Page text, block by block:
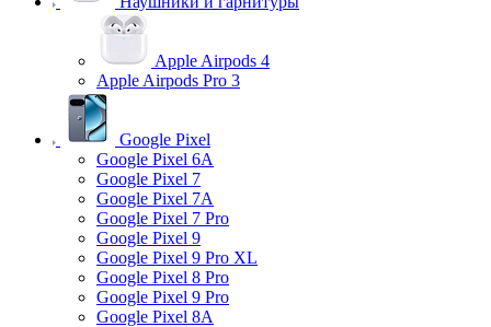
Apple Airpods 4
Apple Airpods Pro 3
Google Pixel
Google Pixel 6A
Google Pixel 7
Google Pixel 7А
Google Pixel 7 Pro
Google Pixel 9
Google Pixel 9 Pro XL
Google Pixel 8 Pro
Google Pixel 9 Pro
Google Pixel 8A